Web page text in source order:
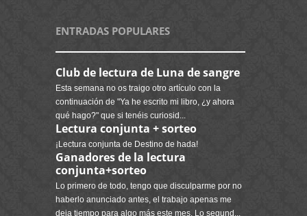
ENTRADAS POPULARES
Club de lectura de Luna de sangre
Esta semana no os traigo otro artículo con la
continuación de "Ya he escrito mi libro, ¿y ahora
qué hago?" que si tenéis curiosid...
Lectura conjunta + sorteo
¡Lectura conjunta de Destino de hada!
Ganadores de la lectura
conjunta+sorteo
Lo primero de todo, tengo que disculparme por no
haberlo anunciado antes, el trabajo apenas me
deja tiempo para algo más este mes. Lo segund...